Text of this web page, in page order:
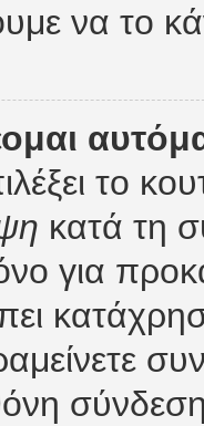
να το
το
κατά τη
για